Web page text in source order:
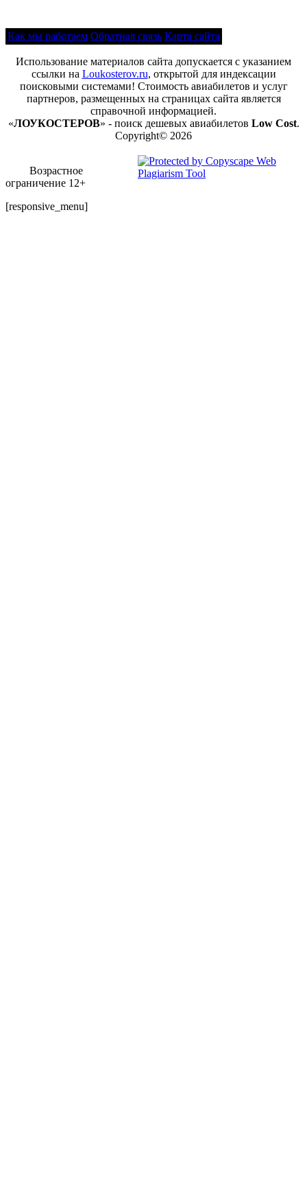
Как мы работаем Обратная связь Карта сайта
Использование материалов сайта допускается с указанием
ссылки на Loukosterov.ru, открытой для индексации
поисковыми системами! Стоимость авиабилетов и услуг
партнеров, размещенных на страницах сайта является
справочной информацией.
«ЛОУКОСТЕРОВ» - поиск дешевых авиабилетов Low Cost.
Copyright© 2026
Возрастное
ограничение 12+
[responsive_menu]